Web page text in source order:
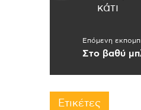
κάτι
Επόμενη
Στο βαθύ
Ετικέτες